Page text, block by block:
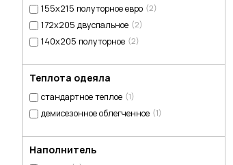
155х215 полуторное евро (2)
172х205 двуспальное (2)
140х205 полуторное (2)
Теплота одеяла
стандартное теплое (1)
демисезонное облегченное (1)
Наполнитель